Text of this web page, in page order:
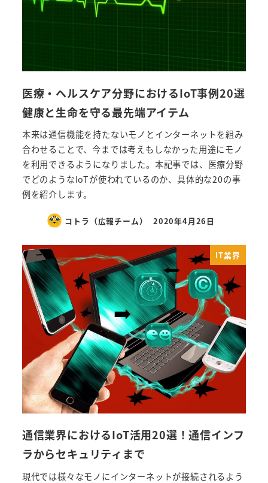
医療・ヘルスケア分野におけるIoT事例20選
健康と生命を守る最先端アイテム
本来は通信機能を持たないモノとインターネットを組み
合わせることで、今までは考えもしなかった用途にモノ
を利用できるようになりました。本記事では、医療分野
でどのようなIoTが使われているのか、具体的な20の事
例を紹介します。
コトラ（広報チーム） 2020年4月26日
IT業界
通信業界におけるIoT活用20選！通信インフ
ラからセキュリティまで
現代では様々なモノにインターネットが接続されるよう